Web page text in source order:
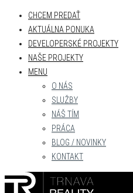
CHCEM PREDAŤ
AKTUÁLNA PONUKA
DEVELOPERSKÉ PROJEKTY
NAŠE PROJEKTY
MENU
O NÁS
SLUŽBY
NÁŠ TÍM
PRÁCA
BLOG / NOVINKY
KONTAKT